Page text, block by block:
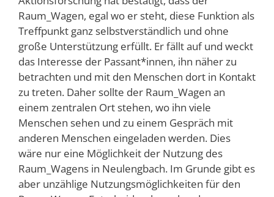
Raum_Wagen, egal wo er steht, diese Funktion als
Treffpunkt ganz selbstverständlich und ohne
große Unterstützung erfüllt. Er fällt auf und weckt
das Interesse der Passant*innen, ihn näher zu
betrachten und mit den Menschen dort in Kontakt
zu treten. Daher sollte der Raum_Wagen an
einem zentralen Ort stehen, wo ihn viele
Menschen sehen und zu einem Gespräch mit
anderen Menschen eingeladen werden. Dies
wäre nur eine Möglichkeit der Nutzung des
Raum_Wagens in Neulengbach. Im Grunde gibt es
aber unzählige Nutzungsmöglichkeiten für den